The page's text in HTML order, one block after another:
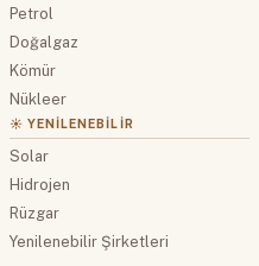
Petrol
Doğalgaz
Kömür
Nükleer
☀️ YENILENEBILIR
Solar
Hidrojen
Rüzgar
Yenilenebilir Şirketleri